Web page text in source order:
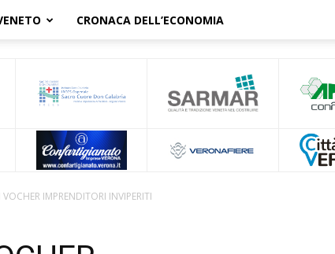
CRONACA DELL’ECONOMIA
IMPRENDITORI INVIPERITI